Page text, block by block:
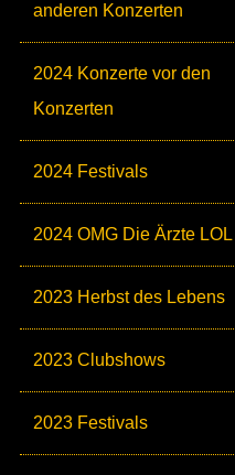
anderen Konzerten
2024 Konzerte vor den
Konzerten
2024 Festivals
2024 OMG Die Ärzte LOL
2023 Herbst des Lebens
2023 Clubshows
2023 Festivals